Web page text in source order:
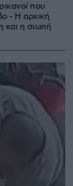
που
- Η αρχική
και η σιωπή